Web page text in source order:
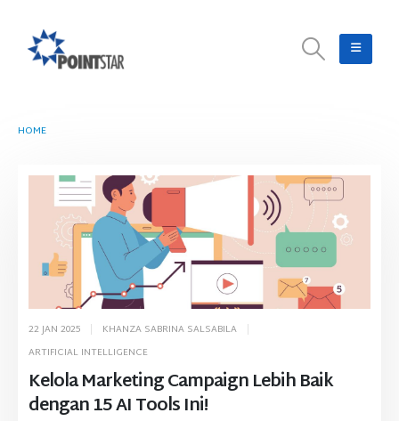
HOME
Kelola Marketing Campaign Lebih Baik
dengan 15 AI Tools Ini!
22 JAN 2025
KHANZA SABRINA SALSABILA
ARTIFICIAL INTELLIGENCE